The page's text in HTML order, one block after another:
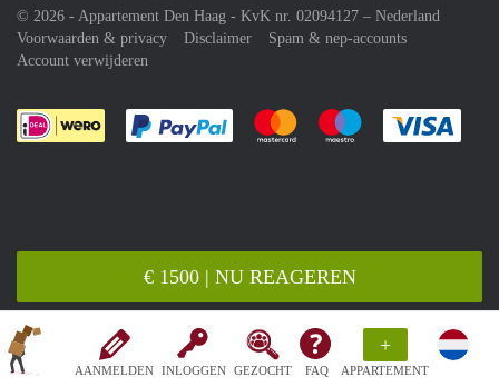
AANMELDEN INLOGGEN GEZOCHT FAQ
+
APPARTEMENT
€ 1500 | NU REAGEREN
© 2026 - Appartement Den Haag - KvK nr. 02094127 – Nederland
Voorwaarden & privacy
Disclaimer
Spam & nep-accounts
Account verwijderen
Je rekent gemakkelijk af met Paypal
Je rekent gemakkelijk af met
Je rekent